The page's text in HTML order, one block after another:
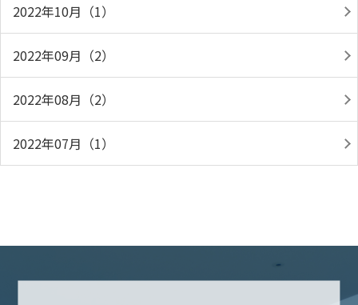
2022年10月（1）
2022年09月（2）
2022年08月（2）
2022年07月（1）